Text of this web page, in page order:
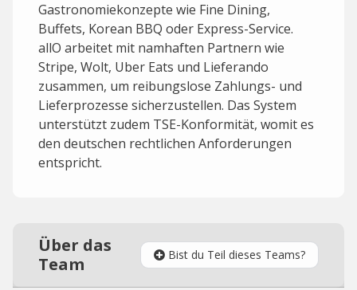
Gastronomiekonzepte wie Fine Dining,
Buffets, Korean BBQ oder Express-Service.
allO arbeitet mit namhaften Partnern wie
Stripe, Wolt, Uber Eats und Lieferando
zusammen, um reibungslose Zahlungs- und
Lieferprozesse sicherzustellen. Das System
unterstützt zudem TSE-Konformität, womit es
den deutschen rechtlichen Anforderungen
entspricht.
Über das
Team
Bist du Teil dieses Teams?